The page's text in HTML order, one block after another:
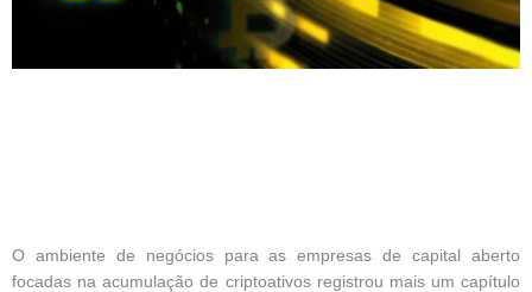
O ambiente de negócios para as empresas de capital aberto
focadas na acumulação de criptoativos registrou mais um capítulo